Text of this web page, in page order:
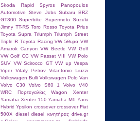
Skoda Rapid
Spyros Panopoulos
Autοmotive
Steve Jobs Subaru BRZ
GT300 Superbike Supermoto
Suzuki
Jimny TT-RS Toro Rosso Toyota Prius
Toyota Supra Triumph Triumph Street
Triple R Tοyota Racing VW 5θυρο VW
Amarok Canyon VW Beetle VW Golf
VW Golf CC VW Passat VIII VW Polo
SUV VW Scirocco GT VW up Vespa
Viper
Vitaly Petrov
Vitantonio Liuzzi
Volkswagen Bulli Volkswagen Polo Van
Volvo C30
Volvo S60 1
Volvo V40
WRC Πορτογαλίας
Wagon
Xenter
Yamaha Xenter 150 Yamaha Μ1 Yaris
Hybrid Ypsilon crossover crossover Fiat
500X
diesel diesel κινητήρας drive.gr